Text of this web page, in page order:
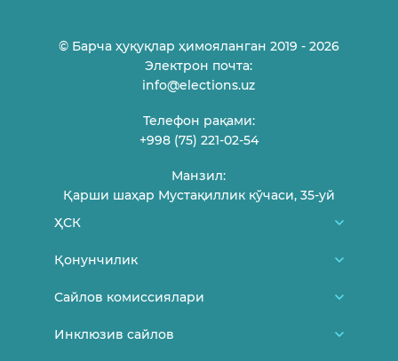
© Барча ҳуқуқлар ҳимояланган 2019 - 2026
Электрон почта:
info@elections.uz
Телефон рақами:
+998 (75) 221-02-54
Манзил:
Қарши шаҳар Мустақиллик кўчаси, 35-уй
ҲСК
Биз ҳақимизда
Боғланиш
Қонунчилик
Ўзбекистон Республикаси Конституцияси
Сайлов комиссиялари
Туман/шаҳар сайлов комиссиялари
Инклюзив сайлов